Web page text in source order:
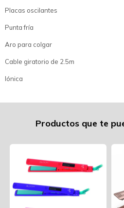
Placas oscilantes
Punta fría
Aro para colgar
Cable giratorio de 2.5m
Iónica
Productos que te